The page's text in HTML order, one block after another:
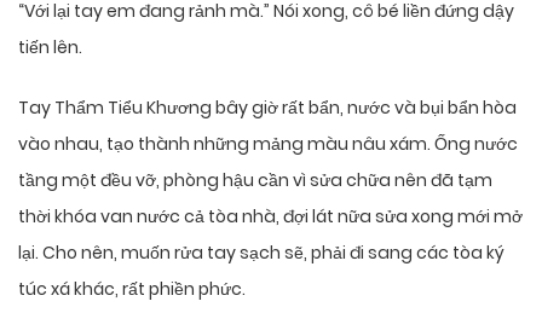
“Với lại tay em đang rảnh mà.” Nói xong, cô bé liền đứng dậy
tiến lên.
Tay Thẩm Tiểu Khương bây giờ rất bẩn, nước và bụi bẩn hòa
vào nhau, tạo thành những mảng màu nâu xám. Ống nước
tầng một đều vỡ, phòng hậu cần vì sửa chữa nên đã tạm
thời khóa van nước cả tòa nhà, đợi lát nữa sửa xong mới mở
lại. Cho nên, muốn rửa tay sạch sẽ, phải đi sang các tòa ký
túc xá khác, rất phiền phức.